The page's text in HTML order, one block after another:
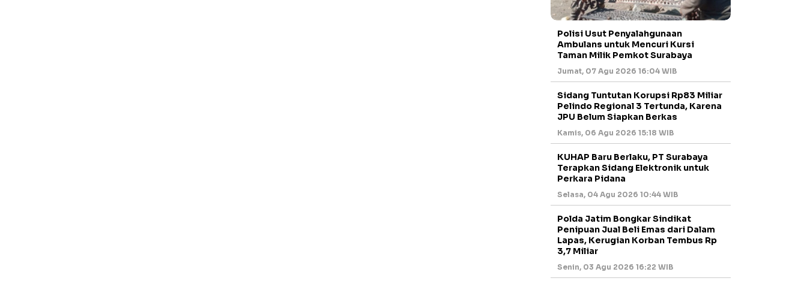
Polisi Usut Penyalahgunaan
Ambulans untuk Mencuri Kursi
Taman Milik Pemkot Surabaya
Jumat, 07 Agu 2026 16:04 WIB
Sidang Tuntutan Korupsi Rp83 Miliar
Pelindo Regional 3 Tertunda, Karena
JPU Belum Siapkan Berkas
Kamis, 06 Agu 2026 15:18 WIB
KUHAP Baru Berlaku, PT Surabaya
Terapkan Sidang Elektronik untuk
Perkara Pidana
Selasa, 04 Agu 2026 10:44 WIB
Polda Jatim Bongkar Sindikat
Penipuan Jual Beli Emas dari Dalam
Lapas, Kerugian Korban Tembus Rp
3,7 Miliar
Senin, 03 Agu 2026 16:22 WIB